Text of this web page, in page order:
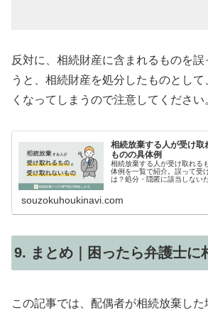
反対に、相続財産に含まれるものを誤
うと、相続財産を処分したものとし
くなってしまうので注意してください
相続放棄する人が受け
ものの具体例
相続放棄する人が受け取れる
体例を一覧で紹介。誤って受
は？処分・隠匿に該当しない
souzokuhoukinavi.com
9. まとめ｜困ったら弁護士に
この記事では、配偶者が相続放棄し